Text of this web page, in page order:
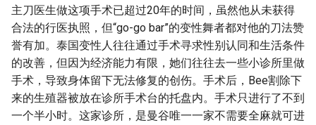
主刀医生做这项手术已超过20年的时间，虽然他从未获得
合法的行医执照，但“go-go bar”的变性舞者都对他的刀法赞
誉有加。泰国变性人往往通过手术寻求性别认同和生活条件
的改善，但因为经济能力有限，她们往往去一些小诊所里做
手术，导致身体留下无法修复的创伤。手术后，Bee割除下
来的生殖器被放在诊所手术台的托盘内。手术只进行了不到
一个半小时。这家诊所，是曼谷唯一一家不需要全麻就可进